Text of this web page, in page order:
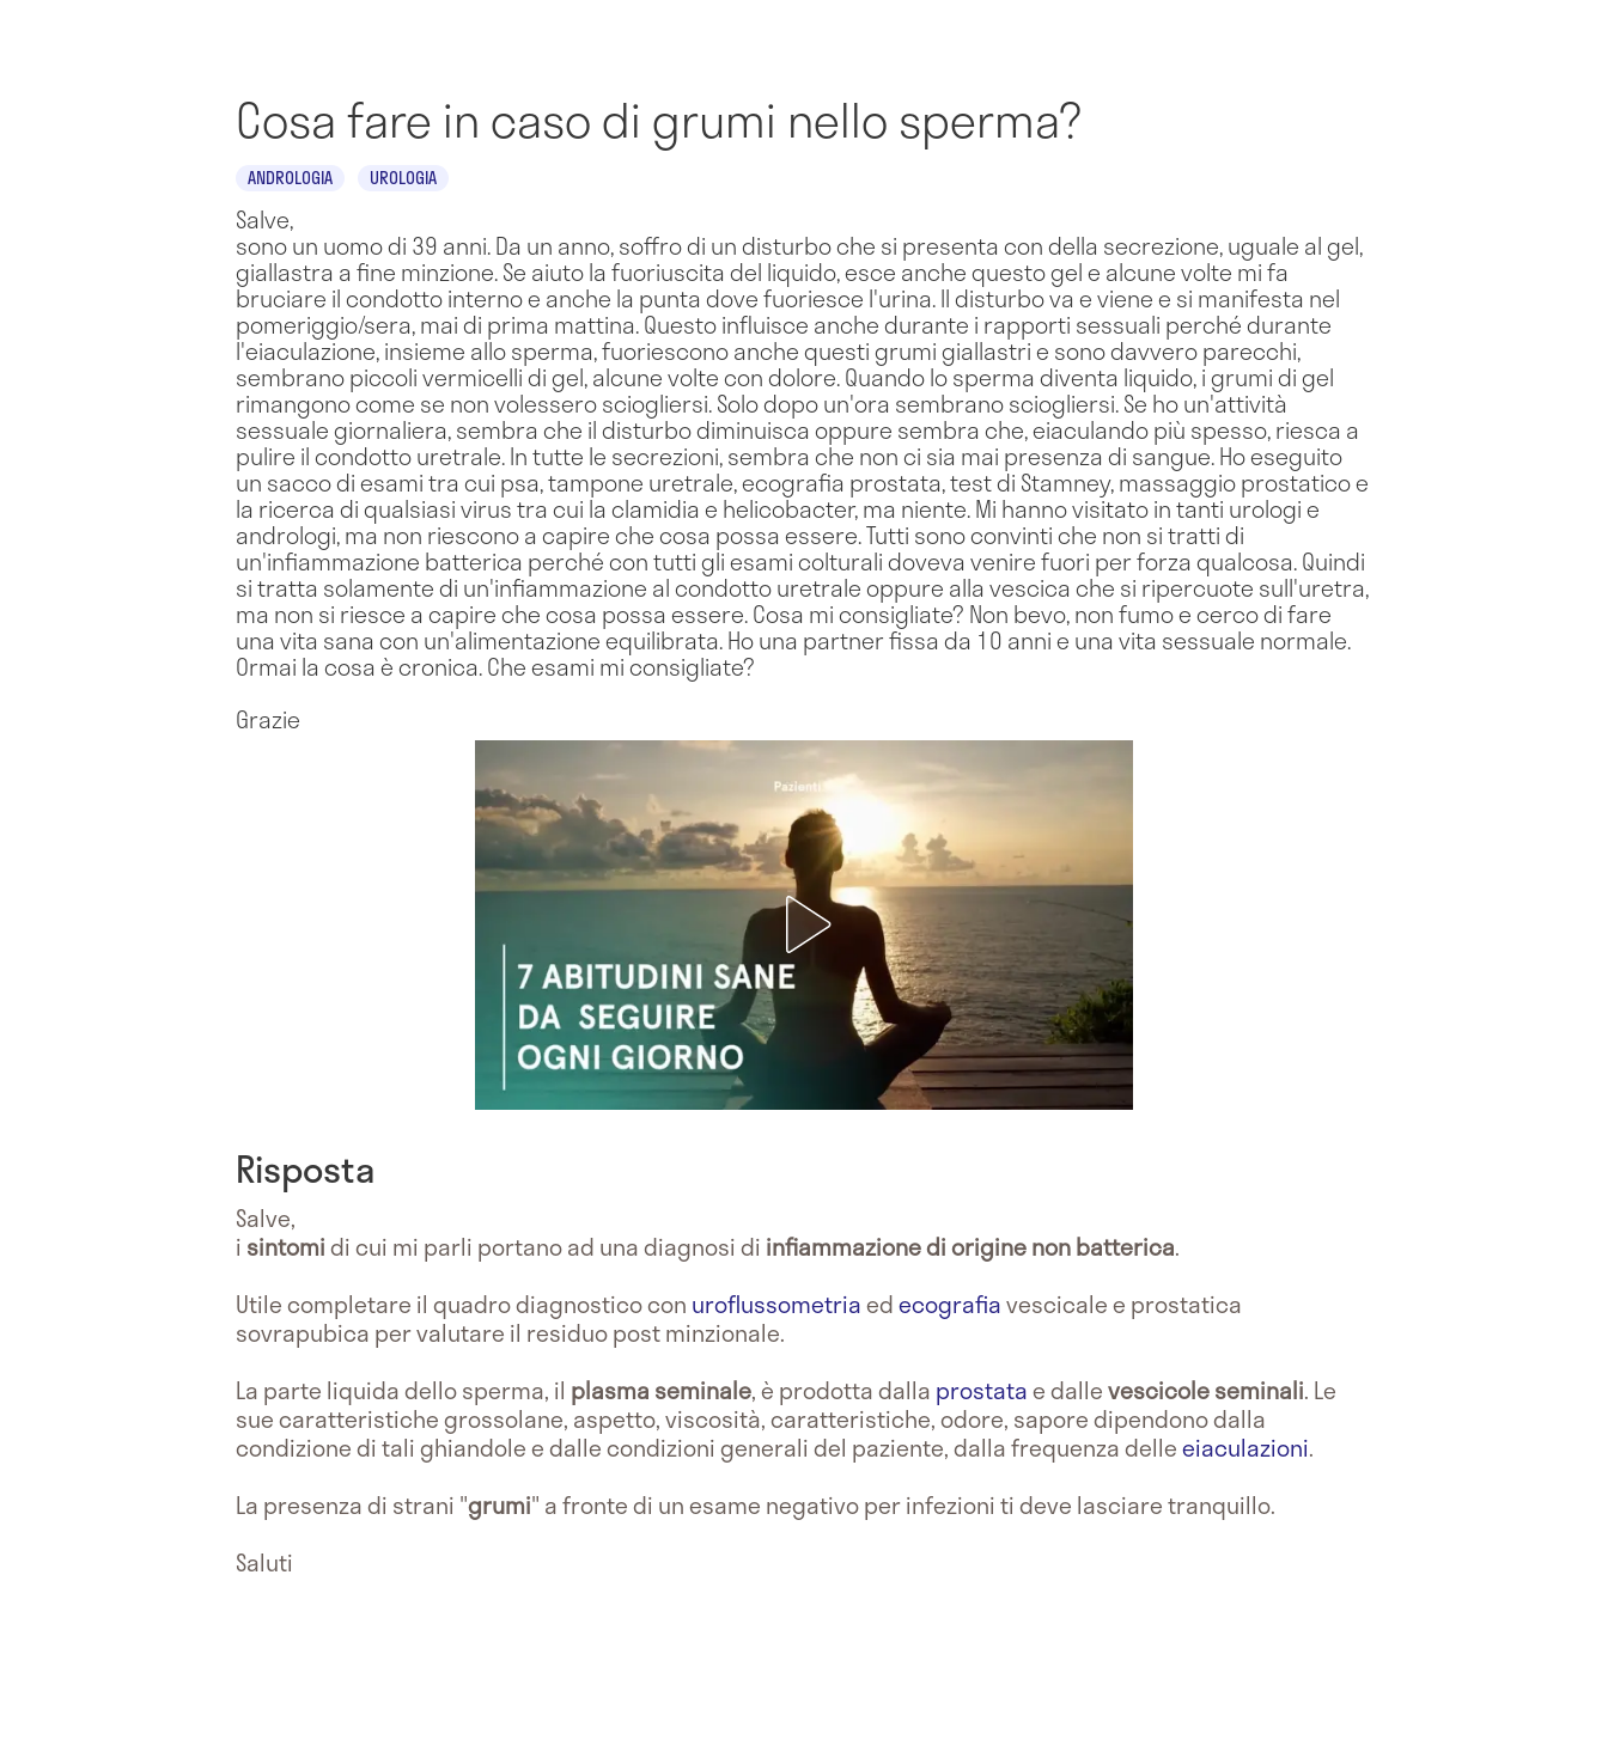
Cosa fare in caso di grumi nello sperma?
ANDROLOGIA UROLOGIA
Salve,
sono un uomo di 39 anni. Da un anno, soffro di un disturbo che si presenta con della secrezione, uguale al gel,
giallastra a fine minzione. Se aiuto la fuoriuscita del liquido, esce anche questo gel e alcune volte mi fa
bruciare il condotto interno e anche la punta dove fuoriesce l'urina. Il disturbo va e viene e si manifesta nel
pomeriggio/sera, mai di prima mattina. Questo influisce anche durante i rapporti sessuali perché durante
l'eiaculazione, insieme allo sperma, fuoriescono anche questi grumi giallastri e sono davvero parecchi,
sembrano piccoli vermicelli di gel, alcune volte con dolore. Quando lo sperma diventa liquido, i grumi di gel
rimangono come se non volessero sciogliersi. Solo dopo un'ora sembrano sciogliersi. Se ho un'attività
sessuale giornaliera, sembra che il disturbo diminuisca oppure sembra che, eiaculando più spesso, riesca a
pulire il condotto uretrale. In tutte le secrezioni, sembra che non ci sia mai presenza di sangue. Ho eseguito
un sacco di esami tra cui psa, tampone uretrale, ecografia prostata, test di Stamney, massaggio prostatico e
la ricerca di qualsiasi virus tra cui la clamidia e helicobacter, ma niente. Mi hanno visitato in tanti urologi e
andrologi, ma non riescono a capire che cosa possa essere. Tutti sono convinti che non si tratti di
un'infiammazione batterica perché con tutti gli esami colturali doveva venire fuori per forza qualcosa. Quindi
si tratta solamente di un'infiammazione al condotto uretrale oppure alla vescica che si ripercuote sull'uretra,
ma non si riesce a capire che cosa possa essere. Cosa mi consigliate? Non bevo, non fumo e cerco di fare
una vita sana con un'alimentazione equilibrata. Ho una partner fissa da 10 anni e una vita sessuale normale.
Ormai la cosa è cronica. Che esami mi consigliate?
Grazie
Risposta
Salve,
i sintomidi cui mi parli portano ad una diagnosi di infiammazione di origine non batterica.
Utile completare il quadro diagnostico con uroflussometriaedecografiavescicale e prostatica
sovrapubica per valutare il residuo post minzionale.
La parte liquida dello sperma, il plasma seminale, è prodotta dalla prostatae dallevescicole seminali. Le
sue caratteristiche grossolane, aspetto, viscosità, caratteristiche, odore, sapore dipendono dalla
condizione di tali ghiandole e dalle condizioni generali del paziente, dalla frequenza delleeiaculazioni.
La presenza di strani "grumi" a fronte di un esame negativo per infezioni ti deve lasciare tranquillo.
Saluti